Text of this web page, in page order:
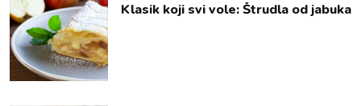
Klasik koji svi vole: Štrudla od jabuka